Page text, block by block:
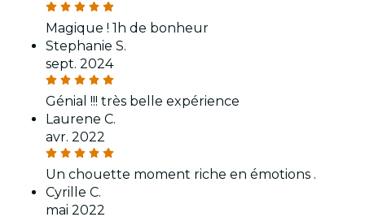
Magique ! 1h de bonheur
Stephanie S.
sept. 2024
Génial !!! très belle expérience
Laurene C.
avr. 2022
Un chouette moment riche en émotions .
Cyrille C.
mai 2022